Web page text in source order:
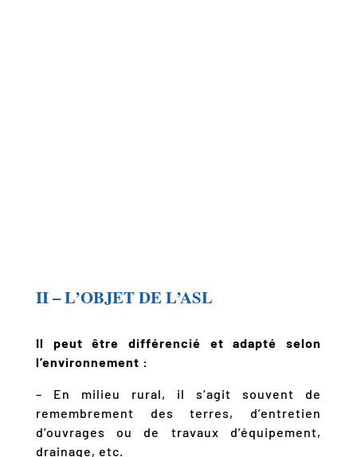
II – L’OBJET DE L’ASL
Il peut être différencié et adapté selon
l’environnement :
– En milieu rural, il s’agit souvent de
remembrement des terres, d’entretien
d’ouvrages ou de travaux d’équipement,
drainage, etc.